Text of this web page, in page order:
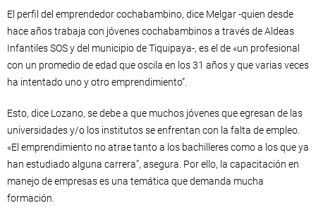
El perfil del emprendedor cochabambino, dice Melgar -quien desde
hace años trabaja con jóvenes cochabambinos a través de Aldeas
Infantiles SOS y del municipio de Tiquipaya-, es el de «un profesional
con un promedio de edad que oscila en los 31 años y que varias veces
ha intentado uno y otro emprendimiento”.
Esto, dice Lozano, se debe a que muchos jóvenes que egresan de las
universidades y/o los institutos se enfrentan con la falta de empleo.
«El emprendimiento no atrae tanto a los bachilleres como a los que ya
han estudiado alguna carrera”, asegura. Por ello, la capacitación en
manejo de empresas es una temática que demanda mucha
formación.